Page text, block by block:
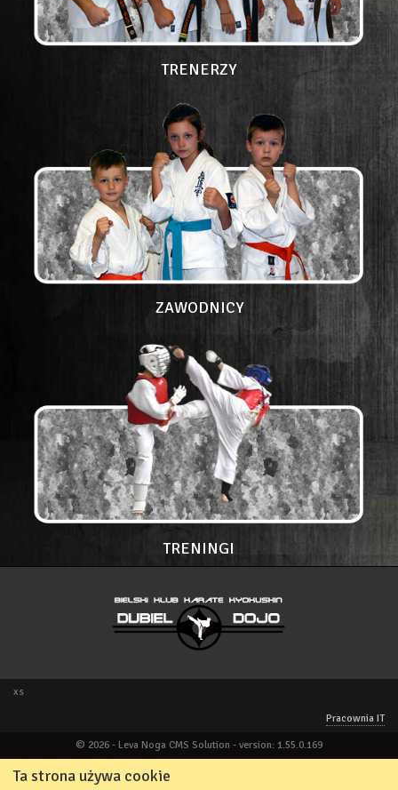
TRENERZY
ZAWODNICY
TRENINGI
xs
Pracownia IT
© 2026 - Leva Noga CMS Solution - version: 1.55.0.169
Ta strona używa cookie